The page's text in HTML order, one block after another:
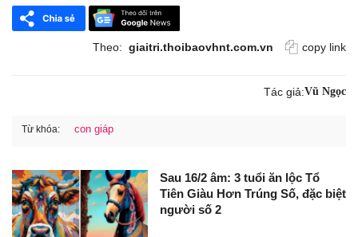
Theo: giaitri.thoibaovhnt.com.vn copy link
Tác giả:Vũ Ngọc
Từ khóa: con giáp
Sau 16/2 âm: 3 tuổi ăn lộc Tổ
Tiên Giàu Hơn Trúng Số, đặc biệt
người số 2